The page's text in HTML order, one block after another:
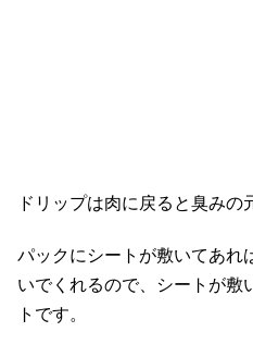
ドリップは肉に戻ると臭みの
パックにシートが敷いてあれ
いでくれるので、シートが敷
トです。